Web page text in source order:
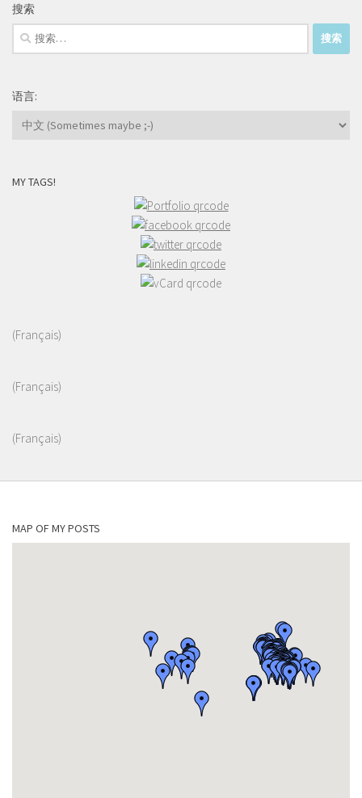
搜索
搜
索：
语言:
MY TAGS!
(Français)
(Français)
(Français)
MAP OF MY POSTS